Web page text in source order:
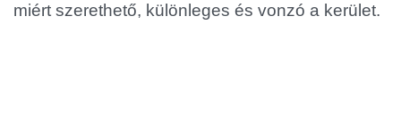
miért szerethető, különleges és vonzó a kerület.